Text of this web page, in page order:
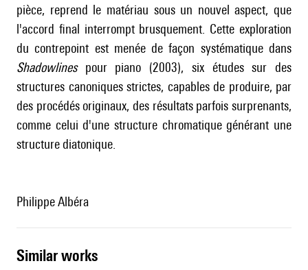
pièce, reprend le matériau sous un nouvel aspect, que
l'accord final interrompt brusquement. Cette exploration
du contrepoint est menée de façon systématique dans
Shadowlinespour piano (2003), six études sur des
structures canoniques strictes, capables de produire, par
des procédés originaux, des résultats parfois surprenants,
comme celui d'une structure chromatique générant une
structure diatonique.
Philippe Albéra
similar works